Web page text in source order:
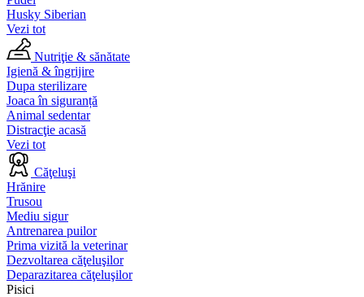
Husky Siberian
Vezi tot
Nutriţie & sănătate
Igienă & îngrijire
Dupa sterilizare
Joaca în siguranță
Animal sedentar
Distracţie acasă
Vezi tot
Căţeluşi
Hrănire
Trusou
Mediu sigur
Antrenarea puilor
Prima vizită la veterinar
Dezvoltarea căţeluşilor
Deparazitarea căţeluşilor
Pisici